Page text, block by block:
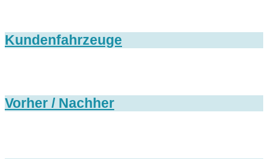
Kundenfahrzeuge
Vorher / Nachher